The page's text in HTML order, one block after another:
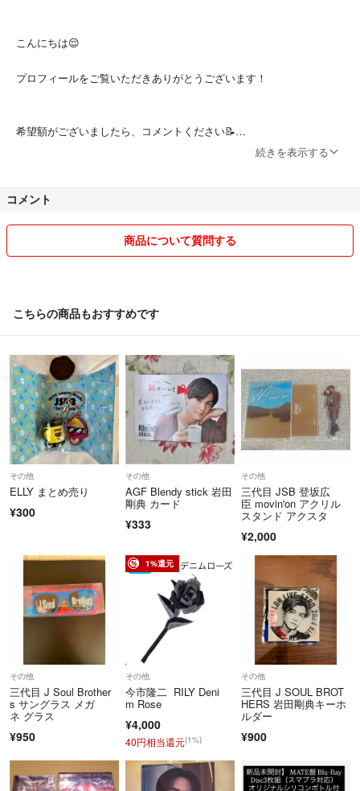
こんにちは😌
プロフィールをご覧いただきありがとうございます！
希望額がございましたら、コメントください📝
で取引させていただきます！🙇‍♀️
よろしくお願い致します
続きを表示する
コメント
商品について質問する
こちらの商品もおすすめです
その他
ELLY まとめ売り
¥300
その他
AGF Blendy stick 岩田
剛典 カード
¥333
その他
三代目 JSB 登坂広
臣 movin'on アクリル
スタンド アクスタ
¥2,000
その他
三代目 J Soul Brother
s サングラス メガ
ネ グラス
¥950
1%還元
その他
今市隆二 RILY Deni
m Rose
¥4,000
40円相当還元(1%)
その他
三代目 J SOUL BROT
HERS 岩田剛典キーホ
ルダー
¥900